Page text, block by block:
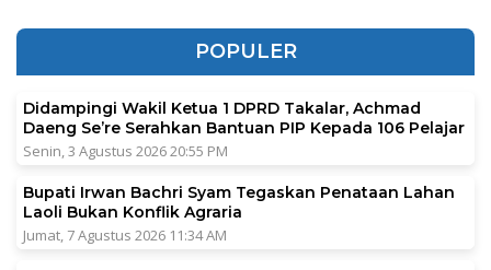
POPULER
Didampingi Wakil Ketua 1 DPRD Takalar, Achmad
Daeng Se’re Serahkan Bantuan PIP Kepada 106 Pelajar
Senin, 3 Agustus 2026 20:55 PM
Bupati Irwan Bachri Syam Tegaskan Penataan Lahan
Laoli Bukan Konflik Agraria
Jumat, 7 Agustus 2026 11:34 AM